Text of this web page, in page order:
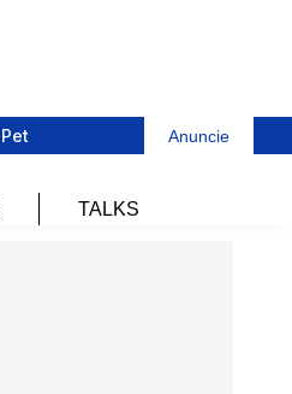
Pet Anuncie
TALKS